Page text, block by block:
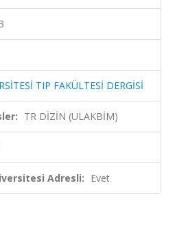
3
TIP FAKÜLTESİ DERGİSİ
TR DİZİN (ULAKBİM)
Adresli: Evet